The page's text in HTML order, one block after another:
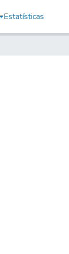
Estatísticas